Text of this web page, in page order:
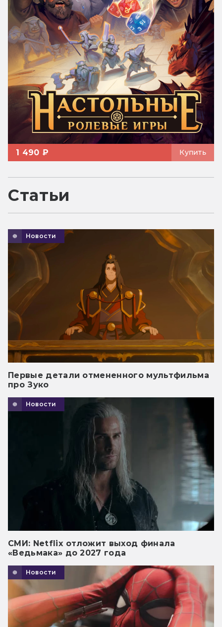
1 490 ₽ Купить
Статьи
Новости
Первые детали отмененного мультфильма
про Зуко
Новости
СМИ: Netflix отложит выход финала
«Ведьмака» до 2027 года
Новости